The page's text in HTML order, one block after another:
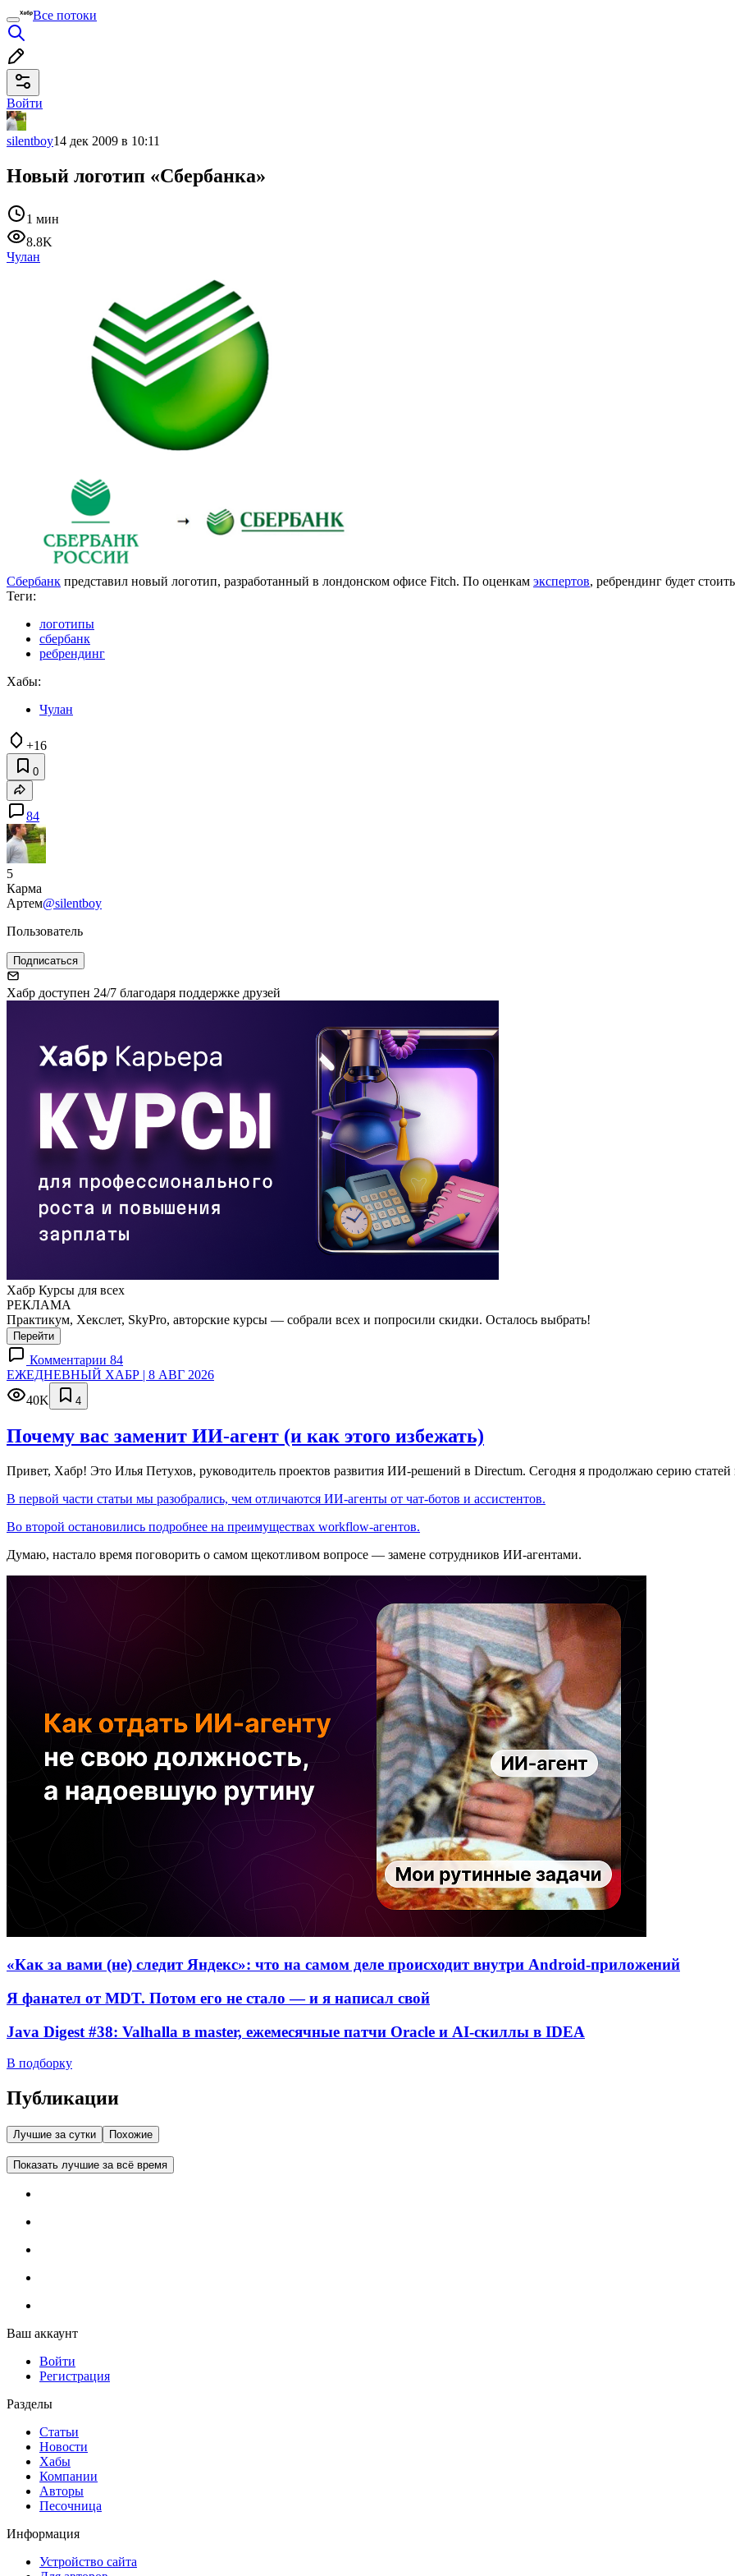
Все потоки
Войти
silentboy14 дек 2009 в 10:11
Новый логотип «Сбербанка»
1 мин
8.8K
Чулан
Сбербанк представил новый логотип, разработанный в лондонском офисе Fitch. По оценкам экспертов, ребрендинг будет
Теги:
логотипы
сбербанк
ребрендинг
Хабы:
Чулан
+16
0
84
5
Карма
Артем@silentboy
Пользователь
Подписаться
Хабр доступен 24/7 благодаря поддержке друзей
Хабр Курсы для всех
РЕКЛАМА
Практикум, Хекслет, SkyPro, авторские курсы — собрали всех и попросили скидки. Осталось выбрать!
Перейти
Комментарии 84
ЕЖЕДНЕВНЫЙ ХАБР | 8 АВГ 2026
40K
4
Почему вас заменит ИИ‑агент (и как этого избежать)
Привет, Хабр! Это Илья Петухов, руководитель проектов развития ИИ-решений в Directum. Сегодня я продолжаю серию
В первой части статьи мы разобрались, чем отличаются ИИ-агенты от чат-ботов и ассистентов.
Во второй остановились подробнее на преимуществах workflow-агентов.
Думаю, настало время поговорить о самом щекотливом вопросе — замене сотрудников ИИ-агентами.
«Как за вами (не) следит Яндекс»: что на самом деле происходит внутри Android-приложений
Я фанател от MDT. Потом его не стало — и я написал свой
Java Digest #38: Valhalla в master, ежемесячные патчи Oracle и AI-скиллы в IDEA
В подборку
Публикации
Лучшие за сутки Похожие
Показать лучшие за всё время
Ваш аккаунт
Войти
Регистрация
Разделы
Статьи
Новости
Хабы
Компании
Авторы
Песочница
Информация
Устройство сайта